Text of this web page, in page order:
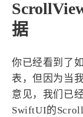
据
你已经看到了
表，但因为当
意见，我们已
SwiftUI的